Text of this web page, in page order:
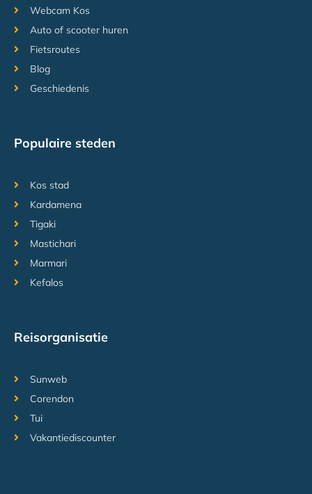
Webcam Kos
Auto of scooter huren
Fietsroutes
Blog
Geschiedenis
Populaire steden
Kos stad
Kardamena
Tigaki
Mastichari
Marmari
Kefalos
Reisorganisatie
Sunweb
Corendon
Tui
Vakantiediscounter